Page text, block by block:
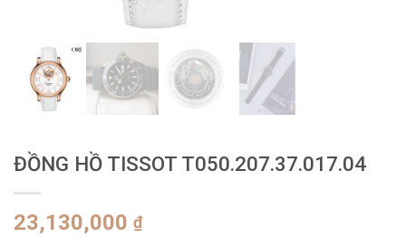
ĐỒNG HỒ TISSOT T050.207.37.017.04
23,130,000 ₫